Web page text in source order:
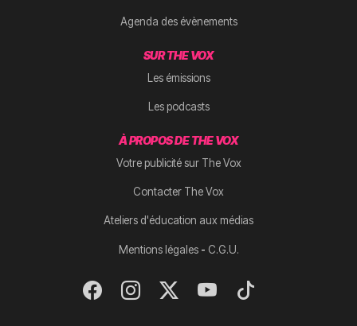
Agenda des évènements
SUR THE VOX
Les émissions
Les podcasts
À PROPOS DE THE VOX
Votre publicité sur The Vox
Contacter The Vox
Ateliers d'éducation aux médias
Mentions légales- C.G.U.